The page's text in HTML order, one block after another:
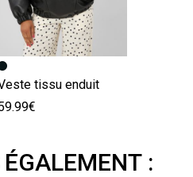
tissu enduit
: